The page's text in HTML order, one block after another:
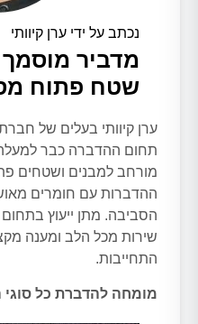
נכתב על ידי ערן קיוותי
מדביר מוסמך
שטח פתוח מספר
ערן קיוותי בעלים של
תחום ההדברה כבר
מורחב למבנים ושטחים
ההדברות עם חומרים
הסביבה. מתן ייעוץ
שירות מכל הלב ומענה
התחייבות.
מומחה להדברת כל